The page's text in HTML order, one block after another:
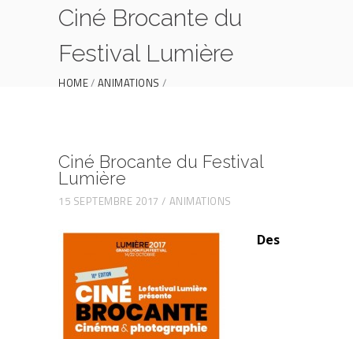
Ciné Brocante du
Festival Lumière
HOME ANIMATIONS
Ciné Brocante du Festival
Lumière
15 SEPTEMBRE 2017 ANIMATIONS
Des